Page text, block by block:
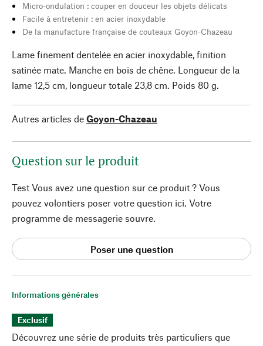
Informations générales
Exclusif
Découvrez une série de produits très particuliers que
Micro-ondulation : couper en douceur les objets délicats
Facile à entretenir : en acier inoxydable
De la manufacture française de couteaux Goyon-Chazeau
Lame finement dentelée en acier inoxydable, finition
satinée mate. Manche en bois de chêne. Longueur de la
lame 12,5 cm, longueur totale 23,8 cm. Poids 80 g.
Autres articles de Goyon-Chazeau
Question sur le produit
Test Vous avez une question sur ce produit ? Vous
pouvez volontiers poser votre question ici. Votre
programme de messagerie souvre.
Poser une question